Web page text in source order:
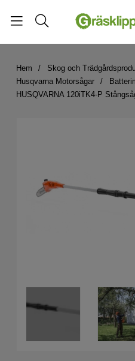
Hem
Skog och
Husqvarna Motorsågar
HUSQVARNA 120iTK4-P